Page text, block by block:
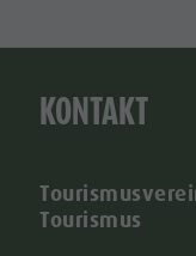
KONTAKT
Tourismus